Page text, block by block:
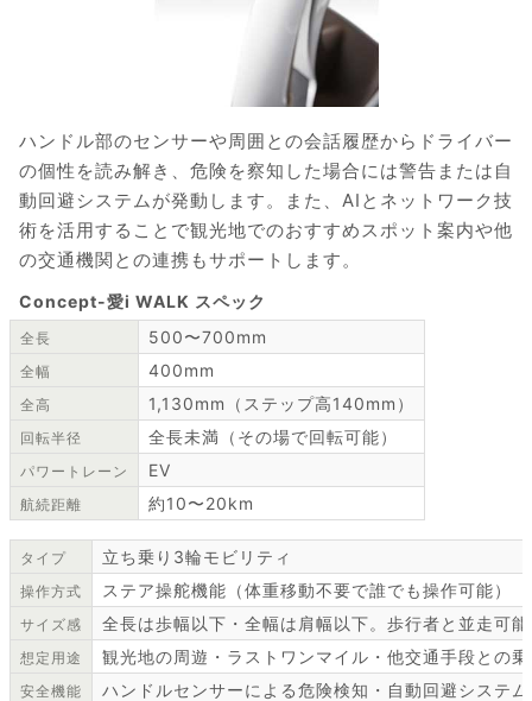
ハンドル部のセンサーや周囲との会話履歴からドライバー
の個性を読み解き、危険を察知した場合には警告または自
動回避システムが発動します。また、AIとネットワーク技
術を活用することで観光地でのおすすめスポット案内や他
の交通機関との連携もサポートします。
Concept-愛i WALK スペック
全長 500〜700mm
全幅 400mm
全高 1,130mm（ステップ高140mm）
回転半径 全長未満（その場で回転可能）
パワートレーン EV
航続距離 約10〜20km
タイプ 立ち乗り3輪モビリティ
操作方式 ステア操舵機能（体重移動不要で誰でも操作可能）
サイズ感 全長は歩幅以下・全幅は肩幅以下。歩行者と並走可能
想定用途 観光地の周遊・ラストワンマイル・他交通手段との
安全機能 ハンドルセンサーによる危険検知・自動回避システム